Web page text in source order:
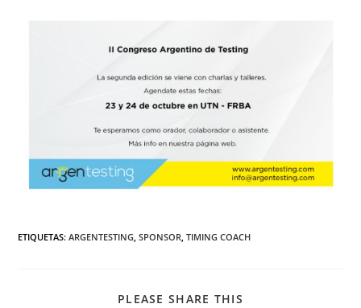
ETIQUETAS:ARGENTESTING, SPONSOR, TIMING COACH
PLEASE SHARE THIS